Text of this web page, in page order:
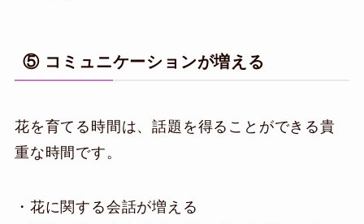
⑤ コミュニケーションが増える
花を育てる時間は、話題を得ることができる貴
重な時間です。
・花に関する会話が増える